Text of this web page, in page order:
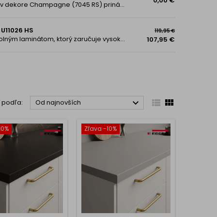
Elegantná a nadčasová pracovná doska KRONOSPAN v dekore Champagne (7045 RS) prináša do interiéru jemný a sofistikovaný vzhľad v teplom béžovo-zlatistom odtieni. Je ideálnou voľbou pre tých, ktorí hľadajú moderný, no zároveň decentný dekor, ktorý...
HS
Kvalitná pracovná doska z drevotriesky potiahnutá odolným laminátom, ktorý zaručuje vysokú odolnosť voči poškriabaniu, oderu, námahe aj teplu pri bežnom používaní. Moderný dekor dodá vašej kuchyni alebo pracovnému priestoru elegantný vzhľad....
119,95 €
107,95 €
podľa: Od najnovších   
Zľava -10%